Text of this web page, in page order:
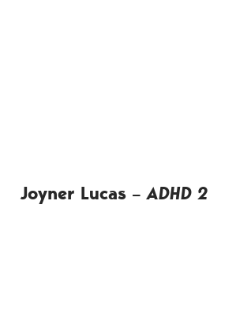
Joyner Lucas –ADHD 2